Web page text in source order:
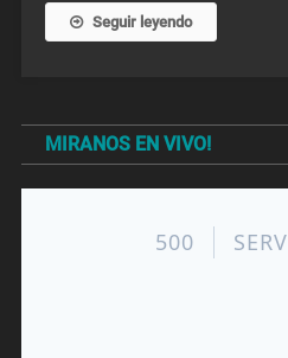
Seguir leyendo
MIRANOS EN VIVO!